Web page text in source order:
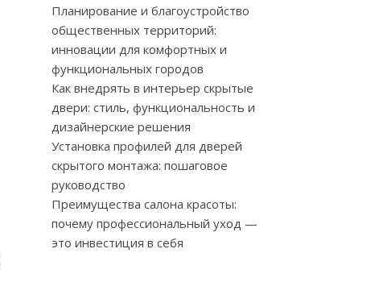
Планирование и благоустройство
общественных территорий:
инновации для комфортных и
функциональных городов
Как внедрять в интерьер скрытые
двери: стиль, функциональность и
дизайнерские решения
Установка профилей для дверей
скрытого монтажа: пошаговое
руководство
Преимущества салона красоты:
почему профессиональный уход —
это инвестиция в себя